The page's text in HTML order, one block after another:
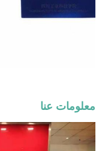
معلومات عنا